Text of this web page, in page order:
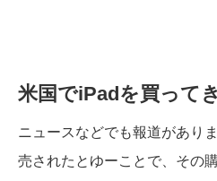
米国でiPadを買って
ニュースなどでも報道があり
売されたとゆーことで、その